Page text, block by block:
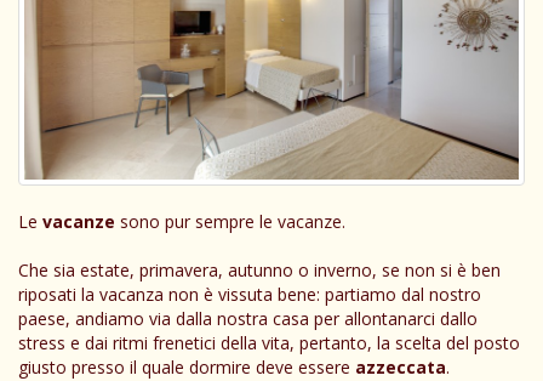
Le vacanze sono pur sempre le vacanze.
Che sia estate, primavera, autunno o inverno, se non si è ben
riposati la vacanza non è vissuta bene: partiamo dal nostro
paese, andiamo via dalla nostra casa per allontanarci dallo
stress e dai ritmi frenetici della vita, pertanto, la scelta del posto
giusto presso il quale dormire deve essere azzeccata.